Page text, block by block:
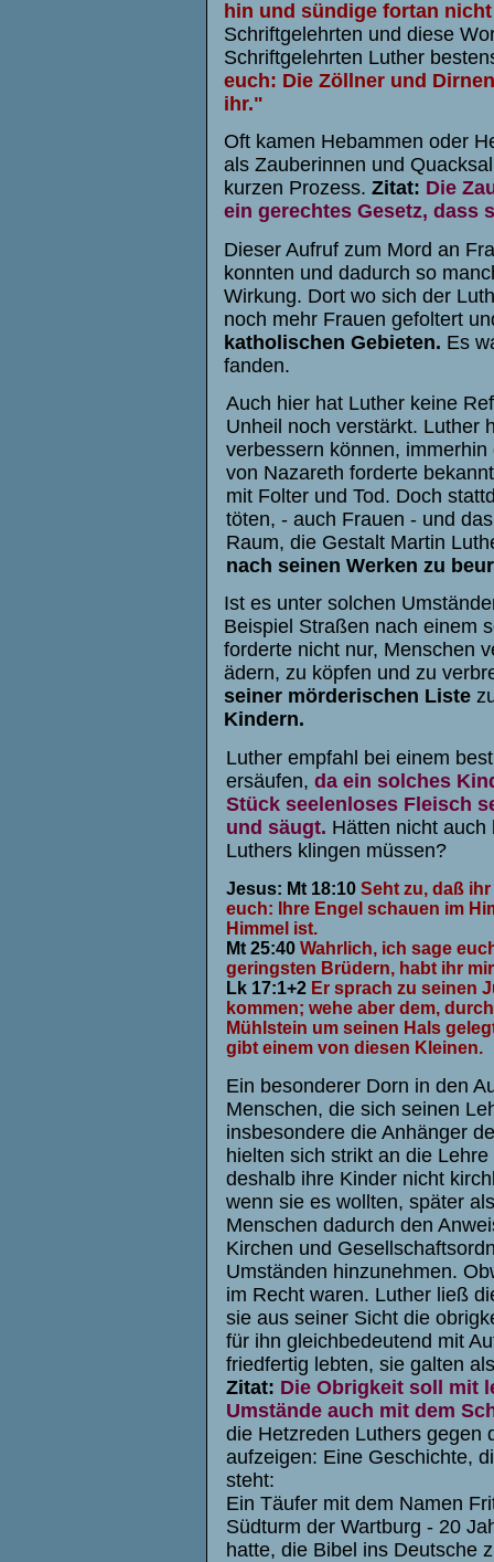
hin und sündige fortan
Schriftgelehrten und diese
Schriftgelehrten Luther
euch: Die Zöllner und
ihr."
Oft kamen Hebammen oder
als Zauberinnen und
kurzen Prozess. Zitat: Die
ein gerechtes Gesetz, dass
Dieser Aufruf zum Mord an
konnten und dadurch so
Wirkung. Dort wo sich der
noch mehr Frauen gefoltert
katholischen Gebieten. Es
fanden.
Auch hier hat Luther keine
Unheil noch verstärkt. Luther
verbessern können,
von Nazareth forderte
mit Folter und Tod. Doch
töten, - auch Frauen - und
Raum, die Gestalt Martin
nach seinen Werken zu
Ist es unter solchen
Beispiel Straßen nach einem
forderte nicht nur, Menschen
ädern, zu köpfen und zu
seiner mörderischen Liste
Kindern.
Luther empfahl bei einem
ersäufen,da ein solches
Stück seelenloses Fleisch
und säugt. Hätten nicht
Luthers klingen müssen?
Jesus: Mt 18:10 Seht zu, daß
euch: Ihre Engel schauen im
Himmel ist.
Mt 25:40 Wahrlich, ich sage
geringsten Brüdern, habt ihr
Lk 17:1+2 Er sprach zu seinen
kommen; wehe aber dem,
Mühlstein um seinen Hals
gibt einem von diesen Kleinen.
Ein besonderer Dorn in den
Menschen, die sich seinen
insbesondere die Anhänger
hielten sich strikt an die
deshalb ihre Kinder nicht
wenn sie es wollten, später
Menschen dadurch den
Kirchen und
Umständen hinzunehmen.
im Recht waren. Luther ließ
sie aus seiner Sicht die
für ihn gleichbedeutend mit
friedfertig lebten, sie galten
Zitat: Die Obrigkeit soll mit
Umstände auch mit dem
die Hetzreden Luthers gegen
aufzeigen: Eine Geschichte,
steht:
Ein Täufer mit dem Namen
Südturm der Wartburg - 20
hatte, die Bibel ins Deutsche